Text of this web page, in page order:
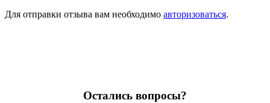
Для отправки отзыва вам необходимо авторизоваться.
Остались вопросы?